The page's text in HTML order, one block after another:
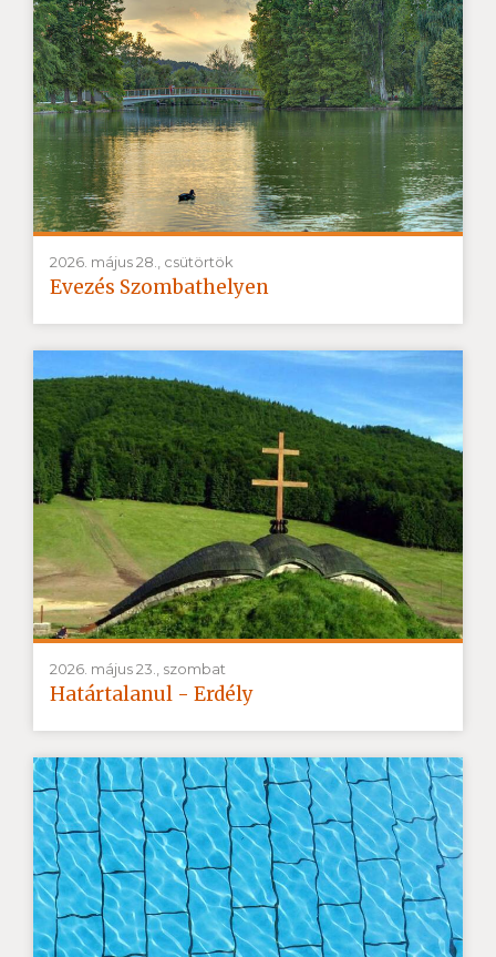
2026. május 28., csütörtök
Evezés Szombathelyen
2026. május 23., szombat
Határtalanul - Erdély